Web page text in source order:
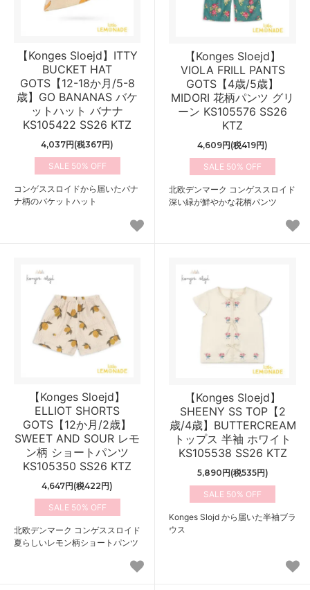
【Konges Sloejd】ITTY
BUCKET HAT
GOTS【12-18か月/5-8
歳】GO BANANAS バケ
ットハット バナナ
KS105422 SS26 KTZ
4,037円(税367円)
50%
コンゲススロイドから届いたバナ
ナ柄のバケットハット
【Konges Sloejd】
VIOLA FRILL PANTS
GOTS【4歳/5歳】
MIDORI 花柄パンツ グリ
ーン KS105576 SS26
KTZ
4,609円(税419円)
50%
北欧デンマーク コンゲススロイド
深い緑が鮮やかな花柄パンツ
【Konges Sloejd】
ELLIOT SHORTS
GOTS【12か月/2歳】
SWEET AND SOUR レモ
ン柄 ショートパンツ
KS105350 SS26 KTZ
4,647円(税422円)
50%
北欧デンマーク コンゲススロイド
夏らしいレモン柄ショートパンツ
【Konges Sloejd】
SHEENY SS TOP【2
歳/4歳】BUTTERCREAM
トップス 半袖 ホワイト
KS105538 SS26 KTZ
5,890円(税535円)
50%
Konges Slojd から届いた半袖ブラ
ウス